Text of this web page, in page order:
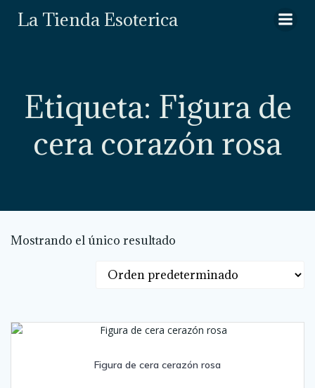
al
La Tienda Esoterica
Etiqueta: Figura de
cera corazón rosa
Mostrando el único resultado
Figura de cera cerazón rosa